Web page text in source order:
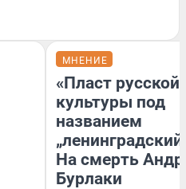
МНЕНИЕ
«Пласт русской
культуры под
названием
На смерть
Бурлаки